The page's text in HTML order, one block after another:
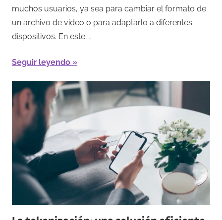
muchos usuarios, ya sea para cambiar el formato de
un archivo de video o para adaptarlo a diferentes
dispositivos. En este …
Seguir leyendo